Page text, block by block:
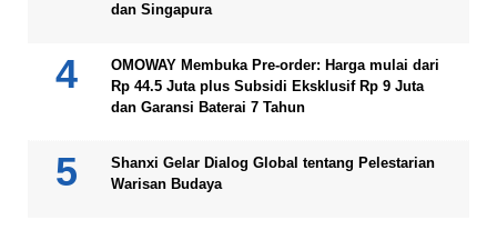
dan Singapura
OMOWAY Membuka Pre-order: Harga mulai dari
Rp 44.5 Juta plus Subsidi Eksklusif Rp 9 Juta
dan Garansi Baterai 7 Tahun
Shanxi Gelar Dialog Global tentang Pelestarian
Warisan Budaya